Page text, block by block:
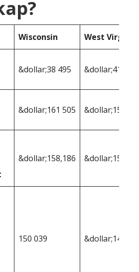
Wisconsin West Virginia
&dollar;38 495 &dollar;41,151
&dollar;161 505 &dollar;158
&dollar;158,186
150 039 &dollar;148